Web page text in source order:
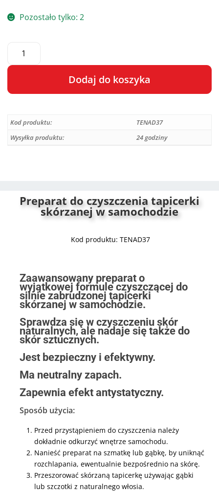
Pozostało tylko: 2
Dodaj do koszyka
e
Kod produktu:
TENAD37
Wysyłka produktu:
24 godziny
Preparat do czyszczenia tapicerki
skórzanej w samochodzie
Kod produktu: TENAD37
Zaawansowany preparat o
wyjątkowej formule czyszczącej do
silnie zabrudzonej tapicerki
skórzanej w samochodzie.
Sprawdza się w czyszczeniu skór
naturalnych, ale nadaje się także do
skór sztucznych.
Jest bezpieczny i efektywny.
Ma neutralny zapach.
Zapewnia efekt antystatyczny.
Sposób użycia:
Przed przystąpieniem do czyszczenia należy
dokładnie odkurzyć wnętrze samochodu.
Nanieść preparat na szmatkę lub gąbkę, by uniknąć
rozchlapania, ewentualnie bezpośrednio na skórę.
Przeszorować skórzaną tapicerkę używając gąbki
lub szczotki z naturalnego włosia.